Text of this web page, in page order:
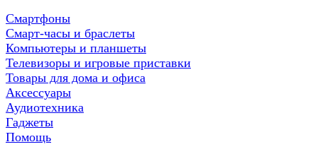
Смартфоны
Смарт-часы и браслеты
Компьютеры и планшеты
Телевизоры и игровые приставки
Товары для дома и офиса
Аксессуары
Аудиотехника
Гаджеты
Помощь